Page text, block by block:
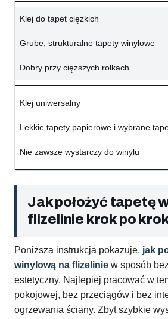
Klej do tapet ciężkich
Grube, strukturalne tapety winylowe
Dobry przy cięższych rolkach
Klej uniwersalny
Lekkie tapety papierowe i wybrane
Nie zawsze wystarczy do winylu
Jak położyć tapetę
flizelinie krok po
Poniższa instrukcja pokazuje, jak
winylową na flizelinie w sposób
estetyczny. Najlepiej pracować w
pokojowej, bez przeciągów i bez
ogrzewania ściany. Zbyt szybkie